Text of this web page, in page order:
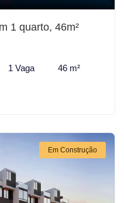
1 quarto, 46m²
1 Vaga 46 m²
Em Construção